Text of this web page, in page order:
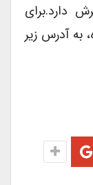
آدرس زیر